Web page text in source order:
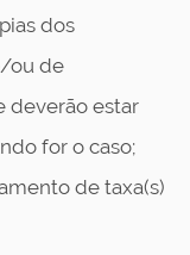
dos
ou de
deverão estar
for o caso;
de taxa(s)